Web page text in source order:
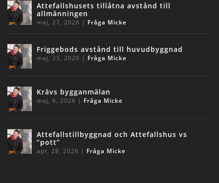
Attefallshusets tillåtna avstånd till
allmänningen
maj, 27, 2026 | Fråga Micke
Friggebods avstånd till huvudbyggnad
maj, 25, 2026 | Fråga Micke
Krävs bygganmälan
maj, 6, 2026 | Fråga Micke
Attefallstillbyggnad och Attefallshus vs
“pott”
apr, 28, 2026 | Fråga Micke